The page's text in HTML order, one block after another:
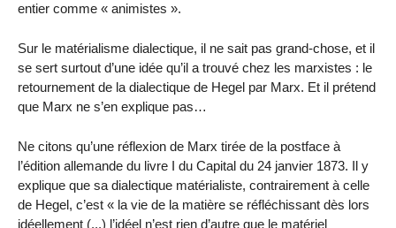
entier comme « animistes ».
Sur le matérialisme dialectique, il ne sait pas grand-chose, et il
se sert surtout d’une idée qu’il a trouvé chez les marxistes : le
retournement de la dialectique de Hegel par Marx. Et il prétend
que Marx ne s’en explique pas…
Ne citons qu’une réflexion de Marx tirée de la postface à
l’édition allemande du livre I du Capital du 24 janvier 1873. Il y
explique que sa dialectique matérialiste, contrairement à celle
de Hegel, c’est « la vie de la matière se réfléchissant dès lors
idéellement (...) l’idéel n’est rien d’autre que le matériel